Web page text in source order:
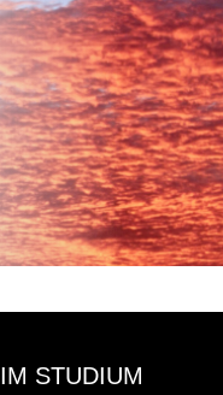
IM STUDIUM